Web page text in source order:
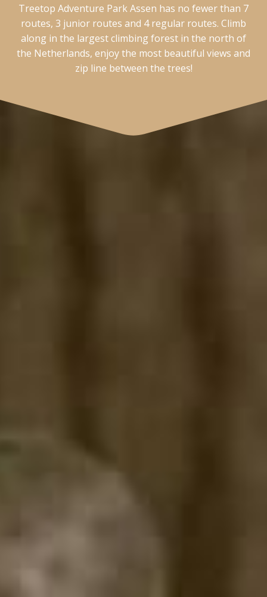
Treetop Adventure Park Assen has no fewer than 7
routes, 3 junior routes and 4 regular routes. Climb
along in the largest climbing forest in the north of
the Netherlands, enjoy the most beautiful views and
zip line between the trees!